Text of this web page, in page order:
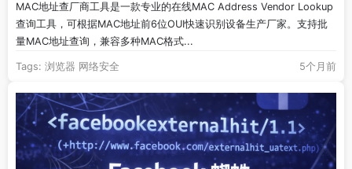
MAC地址查厂商工具是一款专业的在线MAC Address Vendor Lookup
查询工具，可根据MAC地址前6位OUI快速识别设备生产厂家。支持批
量MAC地址查询，兼容多种MAC格式...
Tags: 浏览器 网络安全 5个月前